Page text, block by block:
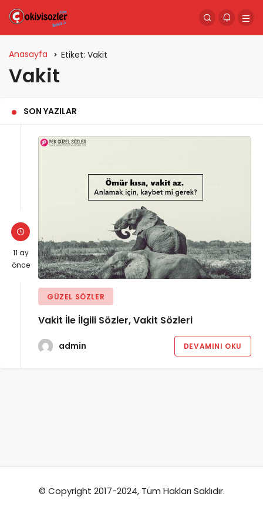
Anasayfa Etiket: Vakit
Vakit
SON YAZILAR
11 ay
önce
GÜZEL SÖZLER
Vakit İle İlgili Sözler, Vakit Sözleri
admin DEVAMINI OKU
© Copyright 2017-2024, Tüm Hakları Saklıdır.